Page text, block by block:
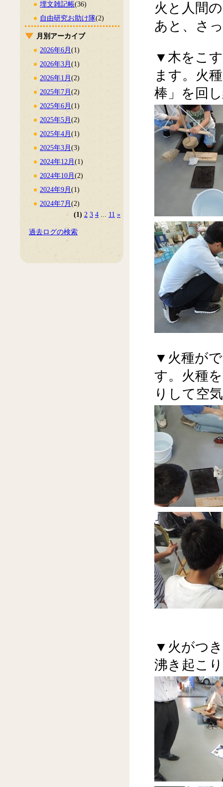
埋文雑記帳(36)
自由研究お助け隊(2)
月別アーカイブ
2026年6月 (1)
2026年3月 (1)
2026年1月 (2)
2025年7月 (2)
2025年6月 (1)
2025年5月 (2)
2025年4月 (1)
2025年3月 (3)
2024年12月 (1)
2024年10月 (2)
2024年9月 (1)
2024年7月 (2)
(1) 2 3 4 ... 11 »
過去ログの検索
火と人間
あと、さ
▼木をこ
ます。火
棒」を回
▼火種が
す。火種
りして空
▼火がつ
沸き起こ